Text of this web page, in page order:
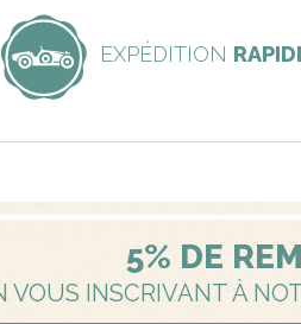
EXPÉDITION
5% DE
VOUS INSCRIVANT À